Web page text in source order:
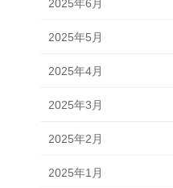
2025年6月
2025年5月
2025年4月
2025年3月
2025年2月
2025年1月